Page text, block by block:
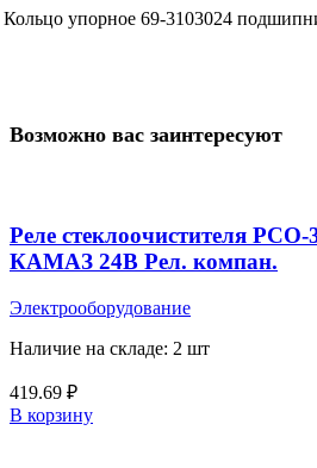
Кольцо упорное 69-3103024
Возможно вас заинтересуют
Реле стеклоочистителя РСО-
КАМАЗ 24В Рел. компан.
Электрооборудование
Наличие на складе: 2 шт
419.69 ₽
В корзину